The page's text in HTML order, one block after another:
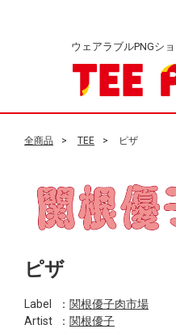
ウェアラブルPNGシ
全商品 TEE ピザ
ピザ
Label ： 関根優子肉市場
Artist
： 関根優子